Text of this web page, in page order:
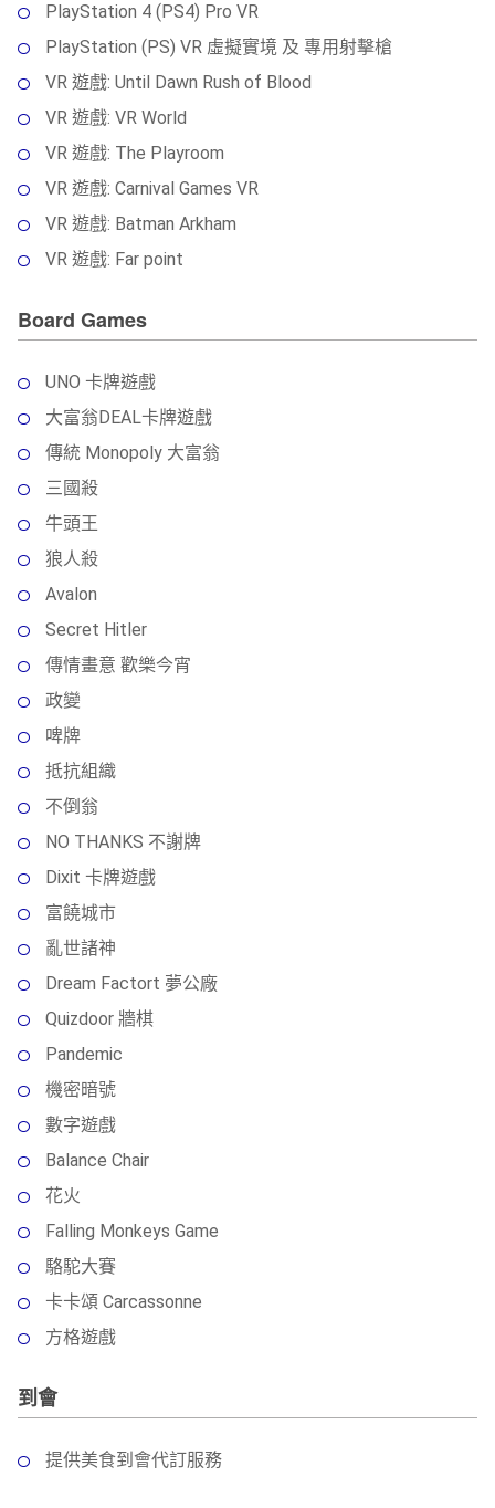
PlayStation 4 (PS4) Pro VR
PlayStation (PS) VR 虛擬實境 及 專用射擊槍
VR 遊戲: Until Dawn Rush of Blood
VR 遊戲: VR World
VR 遊戲: The Playroom
VR 遊戲: Carnival Games VR
VR 遊戲: Batman Arkham
VR 遊戲: Far point
Board Games
UNO 卡牌遊戲
大富翁DEAL卡牌遊戲
傳統 Monopoly 大富翁
三國殺
牛頭王
狼人殺
Avalon
Secret Hitler
傳情畫意 歡樂今宵
政變
啤牌
抵抗組織
不倒翁
NO THANKS 不謝牌
Dixit 卡牌遊戲
富饒城市
亂世諸神
Dream Factort 夢公廠
Quizdoor 牆棋
Pandemic
機密暗號
數字遊戲
Balance Chair
花火
Falling Monkeys Game
駱駝大賽
卡卡頌 Carcassonne
方格遊戲
到會
提供美食到會代訂服務